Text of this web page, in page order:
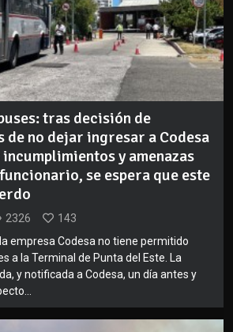
tras decisión de
de no dejar ingresar a Codesa
y amenazas
se espera que este
2326
143
empresa Codesa no tiene permitido
a la Terminal de Punta del Este. La
y notificada a Codesa, un día antes y